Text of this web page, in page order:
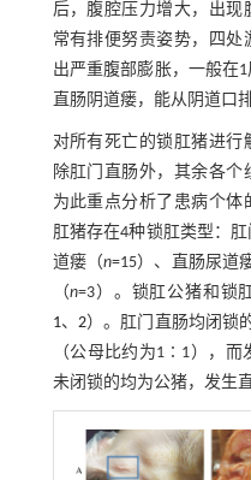
后，腹腔压力增大，出现
常有排便努责姿势，四处
出严重腹部膨胀，一般在
直肠阴道瘘，能从阴道口
对所有死亡的锁肛猪进行
除肛门直肠外，其余各个
为此重点分析了患病个体
肛猪存在4种锁肛类型：
道瘘（n=15）、直肠尿道
（n=3）。锁肛公猪和锁
1、 2）。肛门直肠均闭锁
（公母比约为1∶1），
未闭锁的均为公猪，发生